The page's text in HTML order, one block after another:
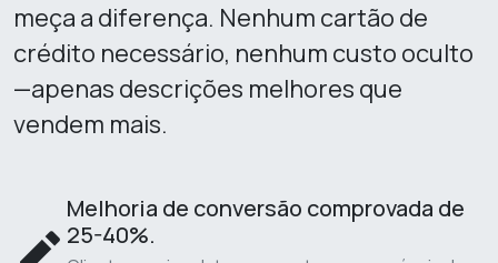
meça a diferença. Nenhum cartão de
crédito necessário, nenhum custo oculto
—apenas descrições melhores que
vendem mais.
Melhoria de conversão comprovada de
25-40%.